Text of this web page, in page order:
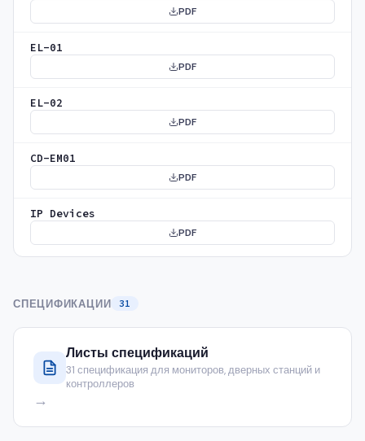
PDF
EL-01
PDF
EL-02
PDF
CD-EM01
PDF
IP Devices
PDF
СПЕЦИФИКАЦИИ 31
Листы спецификаций
31 спецификация для мониторов, дверных станций и
контроллеров
→